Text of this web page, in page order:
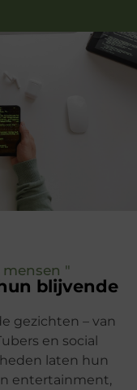
"
blijvende
gezichten – van
en social
laten hun
entertainment,